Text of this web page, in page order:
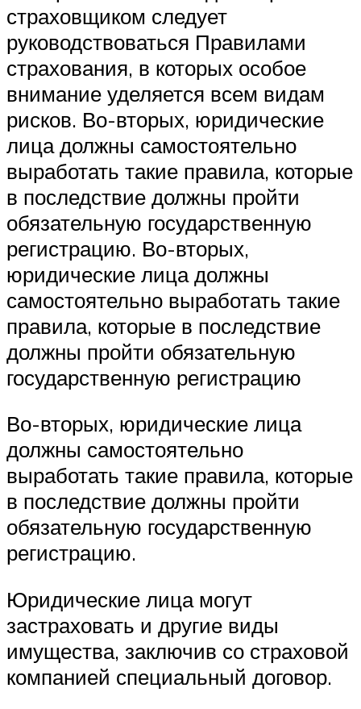
страховщиком следует
руководствоваться Правилами
страхования, в которых особое
внимание уделяется всем видам
рисков. Во-вторых, юридические
лица должны самостоятельно
выработать такие правила, которые
в последствие должны пройти
обязательную государственную
регистрацию. Во-вторых,
юридические лица должны
самостоятельно выработать такие
правила, которые в последствие
должны пройти обязательную
государственную регистрацию
Во-вторых, юридические лица
должны самостоятельно
выработать такие правила, которые
в последствие должны пройти
обязательную государственную
регистрацию.
Юридические лица могут
застраховать и другие виды
имущества, заключив со страховой
компанией специальный договор.